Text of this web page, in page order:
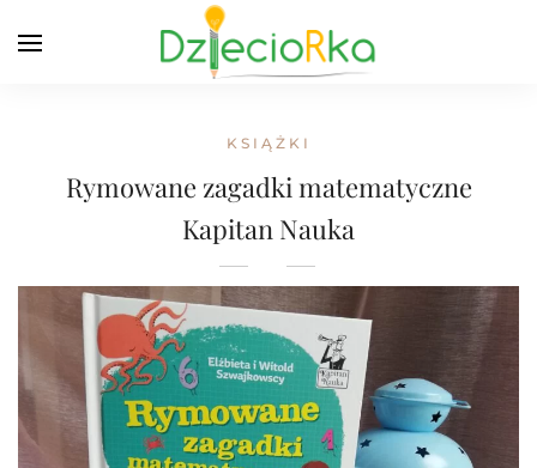
KSIĄŻKI
Rymowane zagadki matematyczne
Kapitan Nauka